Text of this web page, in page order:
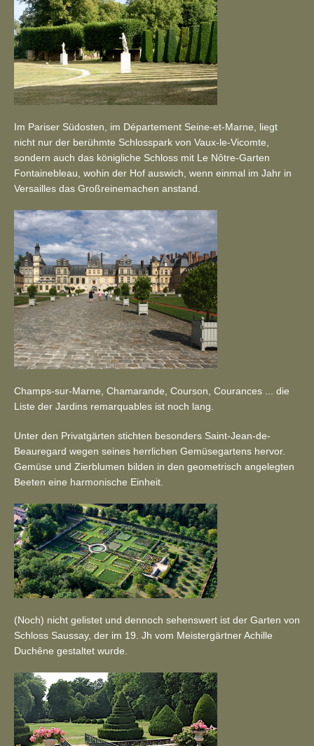
Im Pariser Südosten, im Département Seine-et-Marne, liegt
nicht nur der berühmte Schlosspark von Vaux-le-Vicomte,
sondern auch das königliche Schloss mit Le Nôtre-Garten
Fontainebleau, wohin der Hof auswich, wenn einmal im Jahr in
Versailles das Großreinemachen anstand.
Champs-sur-Marne, Chamarande, Courson, Courances ... die
Liste der Jardins remarquables ist noch lang.
Unter den Privatgärten stichten besonders Saint-Jean-de-
Beauregard wegen seines herrlichen Gemüsegartens hervor.
Gemüse und Zierblumen bilden in den geometrisch angelegten
Beeten eine harmonische Einheit.
(Noch) nicht gelistet und dennoch sehenswert ist der Garten von
Schloss Saussay, der im 19. Jh vom Meistergärtner Achille
Duchêne gestaltet wurde.